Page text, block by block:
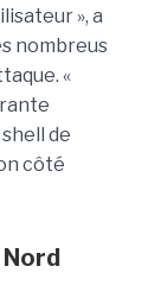
», a
nombreus
«
de
côté